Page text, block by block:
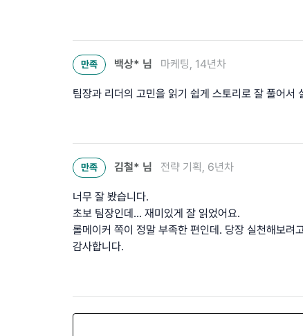
만족 백상* 님 마케팅, 14년차
팀장과 리더의 고민을 읽기 쉽게 스토리로 잘 풀어서
만족 김철* 님 전략 기획, 6년차
너무 잘 봤습니다.
초보 팀장인데... 재미있게 잘 읽었어요.
롤메이커 쪽이 정말 부족한 편인데. 당장 실천해보려
감사합니다.